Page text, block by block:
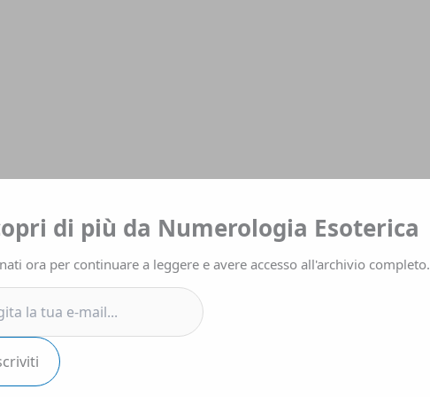
di più da Numerologia Esoterica
ora per continuare a leggere e avere accesso all'archivio completo.